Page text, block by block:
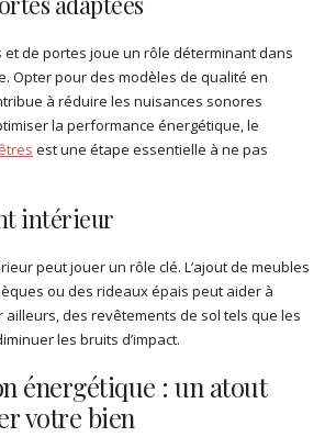
et de portes joue un rôle déterminant dans
Opter pour des modèles de qualité en
à réduire les nuisances sonores
la performance énergétique, le
est une étape essentielle à ne pas
intérieur
peut jouer un rôle clé. L’ajout de meubles
ou des rideaux épais peut aider à
ailleurs, des revêtements de sol tels que les
les bruits d’impact.
énergétique : un atout
votre bien